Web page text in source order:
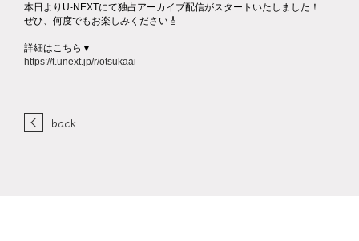
本日よりU-NEXTにて独占アーカイブ配信がスタートいたしました！
ぜひ、何度でもお楽しみください🎸
詳細はこちら▼
https://t.unext.jp/r/otsukaai
back